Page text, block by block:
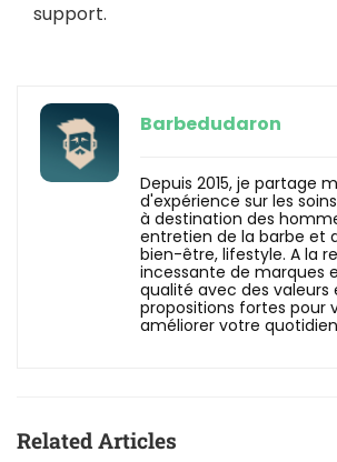
support.
Barbedudaron
Depuis 2015, je partage
d'expérience sur les
à destination des
entretien de la barbe et
bien-être, lifestyle. A la
incessante de marques
qualité avec des valeurs
propositions fortes pour
améliorer votre
Related Articles